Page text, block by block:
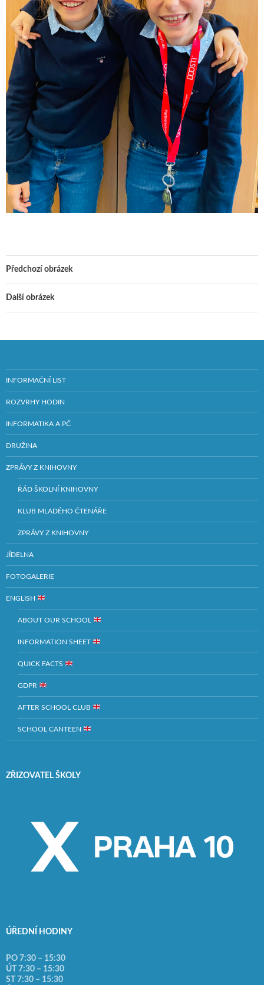
Předchozí obrázek
Další obrázek
INFORMAČNÍ LIST
ROZVRHY HODIN
INFORMATIKA A PČ
DRUŽINA
ZPRÁVY Z KNIHOVNY
ŘÁD ŠKOLNÍ KNIHOVNY
KLUB MLADÉHO ČTENÁŘE
ZPRÁVY Z KNIHOVNY
JÍDELNA
FOTOGALERIE
ENGLISH
ABOUT OUR SCHOOL
INFORMATION SHEET
QUICK FACTS
GDPR
AFTER SCHOOL CLUB
SCHOOL CANTEEN
ZŘIZOVATEL ŠKOLY
ÚŘEDNÍ HODINY
PO 7:30 – 15:30
ÚT 7:30 – 15:30
ST 7:30 – 15:30